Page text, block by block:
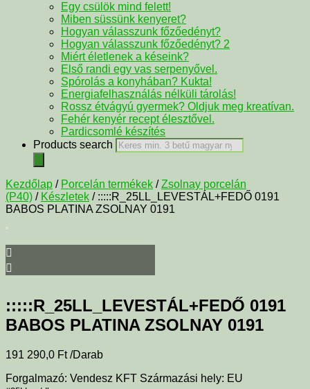
Egy csülök mind felett!
Miben süssünk kenyeret?
Hogyan válasszunk főzőedényt?
Hogyan válasszunk főzőedényt? 2
Miért életlenek a késeink?
Első randi egy vas serpenyővel.
Spórolás a konyhában? Kukta!
Energiafelhasználás nélküli tárolás!
Rossz étvágyú gyermek? Oldjuk meg kreatívan.
Fehér kenyér recept élesztővel.
Pardicsomlé készítés
Products search
Kezdőlap / Porcelán termékek /Zsolnay porcelán
(P40) / Készletek / :::::R_25LL_LEVESTÁL+FEDŐ 0191
BABOS PLATINA ZSOLNAY 0191
:::::R_25LL_LEVESTÁL+FEDŐ 0191
BABOS PLATINA ZSOLNAY 0191
191 290,0 Ft /Darab
Forgalmazó: Vendesz KFT Származási hely: EU